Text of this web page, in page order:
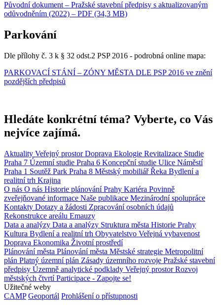
Původní dokument – Pražské stavební předpisy s aktualizovaným
odůvodněním (2022) – PDF (34,3 MB)
Parkování
Dle přílohy č. 3 k § 32 odst.2 PSP 2016 - podrobná online mapa:
PARKOVACÍ STÁNÍ – ZÓNY MĚSTA DLE PSP 2016 ve znění
pozdějších předpisů
Hledáte konkrétní téma? Vyberte, co Vás
nejvíce zajímá.
Aktuality Veřejný prostorDoprava Ekologie Revitalizace Studie
Praha 7 Územní studie Praha 6 Koncepční studie Ulice Náměstí
Praha 1 Soutěž Park Praha 8 Městský mobiliářŘeka Bydlení a
realitní trh Krajina
O nás O nás Historie plánování Prahy Kariéra Povinně
zveřejňované informace Naše publikace Mezinárodní spolupráce
Kontakty Dotazy a žádosti Zpracování osobních údajů
Rekonstrukce areálu Emauzy
Data a analýzy Data a analýzy Struktura města Historie Prahy
Kultura Bydlení a realitní trh Obyvatelstvo Veřejná vybavenost
Doprava Ekonomika Životní prostředí
Plánování města Plánování města Městské strategie Metropolitní
plán Platný územní plán Zásady územního rozvoje Pražské stavební
předpisy Územně analytické podklady Veřejný prostorRozvoj
městských čtvrtíParticipace - Zapojte se!
Užitečné weby
CAMP Geoportál Prohlášení o přístupnosti